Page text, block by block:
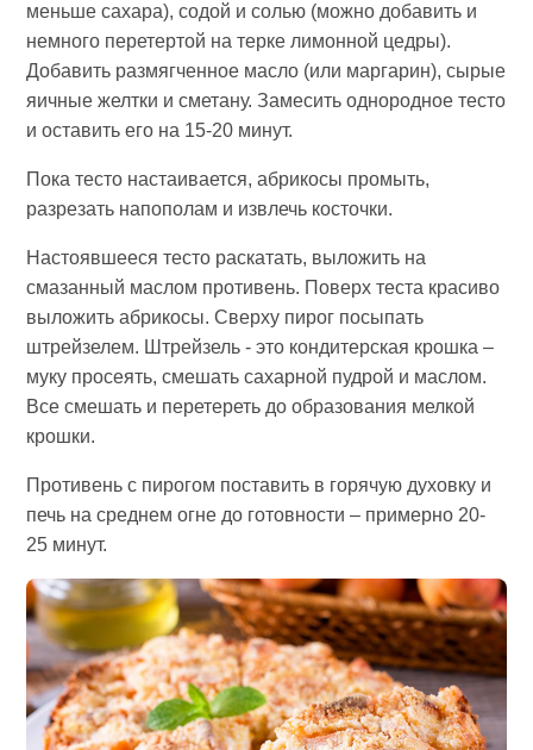
меньше сахара), содой и солью (можно добавить и
немного перетертой на терке лимонной цедры).
Добавить размягченное масло (или маргарин), сырые
яичные желтки и сметану. Замесить однородное тесто
и оставить его на 15-20 минут.
Пока тесто настаивается, абрикосы промыть,
разрезать напополам и извлечь косточки.
Настоявшееся тесто раскатать, выложить на
смазанный маслом противень. Поверх теста красиво
выложить абрикосы. Сверху пирог посыпать
штрейзелем. Штрейзель - это кондитерская крошка –
муку просеять, смешать сахарной пудрой и маслом.
Все смешать и перетереть до образования мелкой
крошки.
Противень с пирогом поставить в горячую духовку и
печь на среднем огне до готовности – примерно 20-
25 минут.